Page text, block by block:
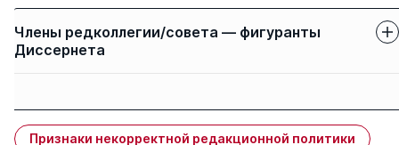
Члены редколлегии/совета — фигуранты
Диссернета
Признаки некорректной редакционной политики